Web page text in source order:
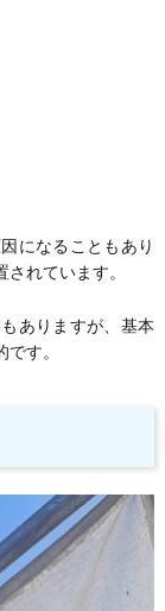
になることもあり
れています。
ありますが、基本
す。